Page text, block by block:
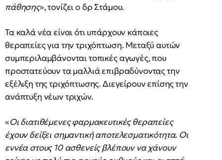
πάθησης», τονίζει ο δρ Στάμου.
Τα καλά νέα είναι ότι υπάρχουν κάποιες
θεραπείες για την τριχόπτωση. Μεταξύ αυτών
συμπεριλαμβάνονται τοπικές αγωγές, που
προστατεύουν τα μαλλιά επιβραδύνοντας την
εξέλιξη της τριχόπτωσης. Διεγείρουν επίσης την
ανάπτυξη νέων τριχών.
«Οι διατιθέμενες φαρμακευτικές θεραπείες
έχουν δείξει σημαντική αποτελεσματικότητα. Οι
εννέα στους 10 ασθενείς βλέπουν να χάνουν